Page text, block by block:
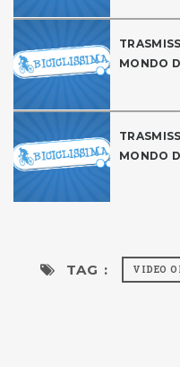
MONDO
MONDO
TAG : VIDEO